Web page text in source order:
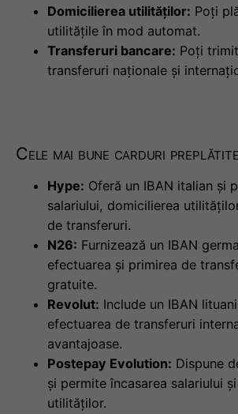
Domicilierea utilităților: Poți
utilitățile în mod automat.
Transferuri bancare: Poți
transferuri naționale și
Cele mai bune carduri
Hype: Oferă un IBAN italian și
salariului, domicilierea
de transferuri.
N26: Furnizează un IBAN
efectuarea și primirea de
gratuite.
Revolut: Include un IBAN
efectuarea de transferuri
avantajoase.
Postepay Evolution: Dispune
și permite încasarea salariului
utilităților.